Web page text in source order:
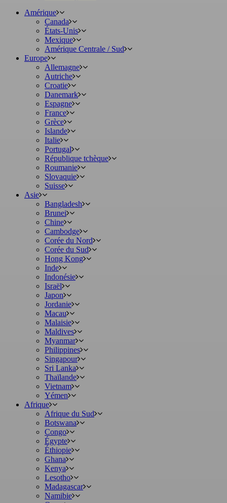
Amérique
Canada
États-Unis
Mexique
Amérique Centrale / Sud
Europe
Allemagne
Autriche
Croatie
Danemark
Espagne
France
Grèce
Islande
Italie
Portugal
République tchèque
Roumanie
Slovaquie
Suisse
Asie
Bangladesh
Brunei
Chine
Cambodge
Corée du Nord
Corée du Sud
Hong Kong
Inde
Indonésie
Israël
Japon
Jordanie
Macau
Malaisie
Maldives
Myanmar
Philippines
Singapour
Sri Lanka
Thaïlande
Vietnam
Yémen
Afrique
Afrique du Sud
Botswana
Congo
Égypte
Éthiopie
Ghana
Kenya
Lesotho
Madagascar
Namibie